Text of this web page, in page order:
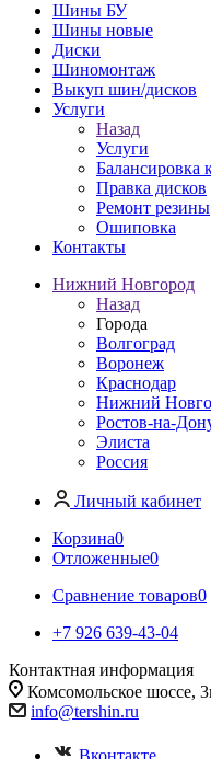
Шины БУ
Шины новые
Диски
Шиномонтаж
Выкуп шин/дисков
Услуги
Назад
Услуги
Балансировка
Правка дисков
Ремонт резины
Ошиповка
Контакты
Нижний Новгород
Назад
Города
Волгоград
Воронеж
Краснодар
Нижний
Ростов-на-
Элиста
Россия
Личный кабинет
Корзина0
Отложенные0
Сравнение товаров0
+7 926 639-43-04
Контактная информация
Комсомольское шоссе,
info@tershin.ru
Вконтакте